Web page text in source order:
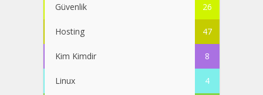
Güvenlik 26
Hosting 47
Kim Kimdir 8
Linux 4